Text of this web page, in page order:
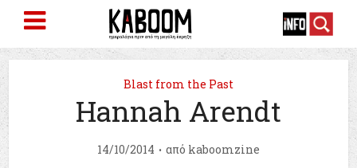
Blast from the Past
Hannah Arendt
14/10/2014 από kaboomzine